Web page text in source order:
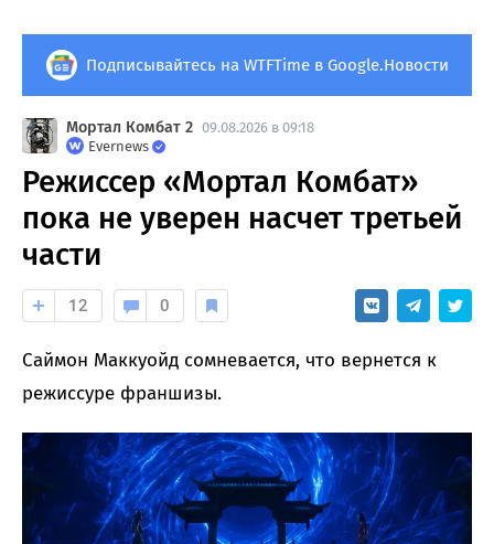
Подписывайтесь на WTFTime в Google.Новости
Мортал Комбат 2 09.08.2026 в 09:18
Evernews
Режиссер «Мортал Комбат»
пока не уверен насчет третьей
части
12 0
Саймон Маккуойд сомневается, что вернется к
режиссуре франшизы.